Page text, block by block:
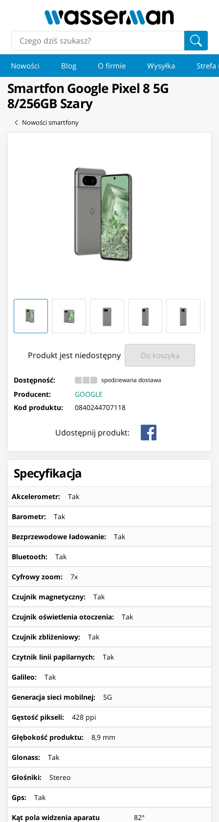
Nowości Blog O firmie Wysyłka Strefa
Smartfon Google Pixel 8 5G
8/256GB Szary
Nowości smartfony
Produkt jest niedostępny Do koszyka
Dostępność: spodziewana dostawa
Producent:
GOOGLE
Kod produktu:
0840244707118
Udostępnij produkt:
Specyfikacja
Akcelerometr: Tak
Barometr: Tak
Bezprzewodowe ładowanie: Tak
Bluetooth: Tak
Cyfrowy zoom: 7x
Czujnik magnetyczny: Tak
Czujnik oświetlenia otoczenia: Tak
Czujnik zbliżeniowy: Tak
Czytnik linii papilarnych: Tak
Galileo: Tak
Generacja sieci mobilnej: 5G
Gęstość pikseli: 428 ppi
Głębokość produktu: 8,9 mm
Glonass: Tak
Głośniki: Stereo
Gps: Tak
Kąt pola widzenia aparatu
82°